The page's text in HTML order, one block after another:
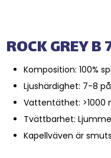
ROCK GREY
Komposition: 100%
Ljushärdighet: 7-8
Vattentäthet: >1000
Tvättbarhet:
Kapellväven är